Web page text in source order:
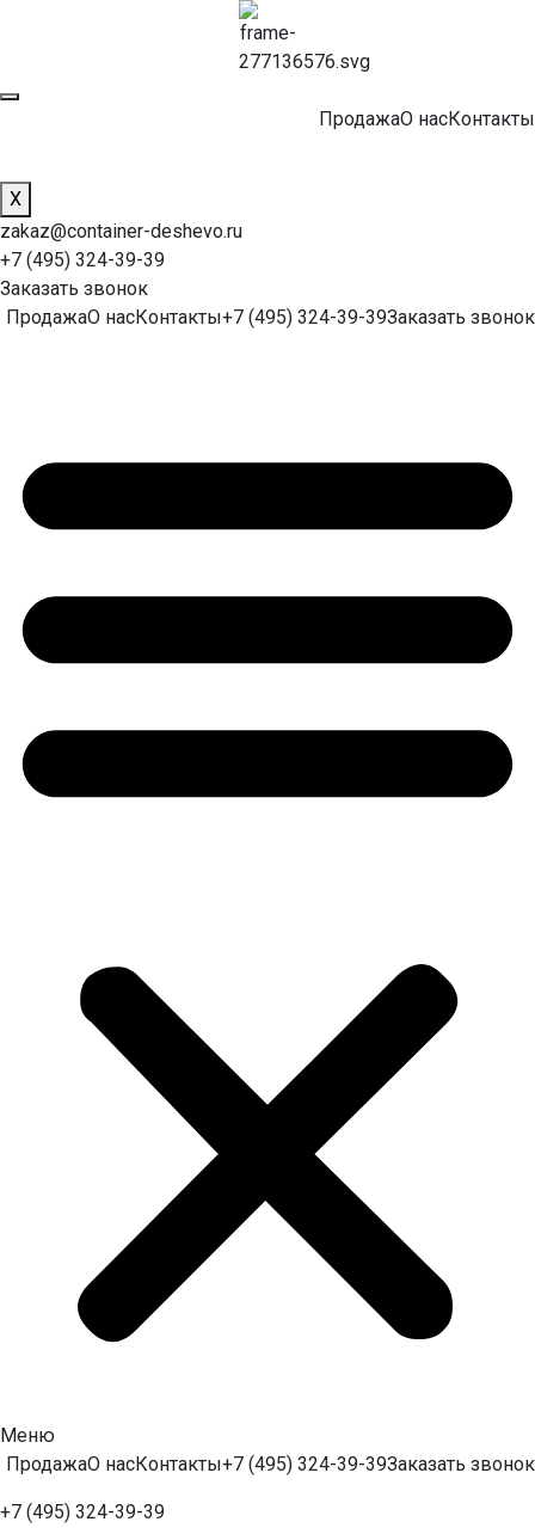
ПродажаО насКонтакты
X
zakaz@container-deshevo.ru
+7 (495) 324-39-39
Заказать звонок
ПродажаО насКонтакты+7 (495) 324-39-39Заказать звонок
Меню
ПродажаО насКонтакты+7 (495) 324-39-39Заказать звонок
+7 (495) 324-39-39